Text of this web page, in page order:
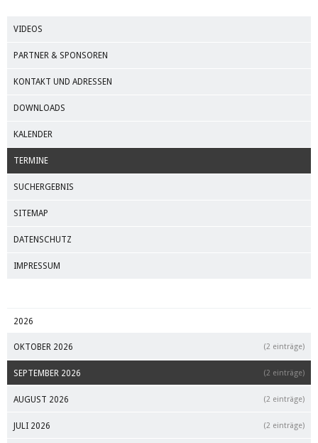
VIDEOS
PARTNER & SPONSOREN
KONTAKT UND ADRESSEN
DOWNLOADS
KALENDER
TERMINE
SUCHERGEBNIS
SITEMAP
DATENSCHUTZ
IMPRESSUM
2026
OKTOBER 2026 (2 einträge)
SEPTEMBER 2026 (2 einträge)
AUGUST 2026 (2 einträge)
JULI 2026 (2 einträge)